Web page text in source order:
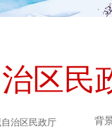
区民
治区民政厅 背